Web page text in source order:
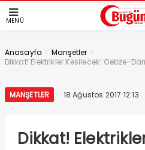
MENÜ
Anasayfa > Manşetler >
Dikkat! Elektrikler Kesilecek: Gebze-
MANŞETLER 18 Ağustos 2017 12:13
Dikkat!